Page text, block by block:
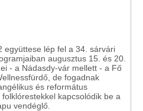
együttese lép fel a 34. sárvári
augusztus 15. és 20.
- a Nádasdy-vár mellett - a Fő
de fogadnak
és református
kapcsolódik be a
vendéglő.